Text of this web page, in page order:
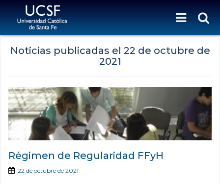
Noticias publicadas el 22 de octubre de
2021
Régimen de Regularidad FFyH
22 de octubre de 2021